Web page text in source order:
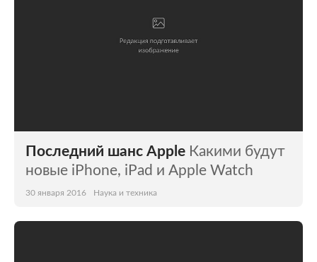
Последний шанс Apple Какими будут
новые iPhone, iPad и Apple Watch
30 января 2016 Наука и техника